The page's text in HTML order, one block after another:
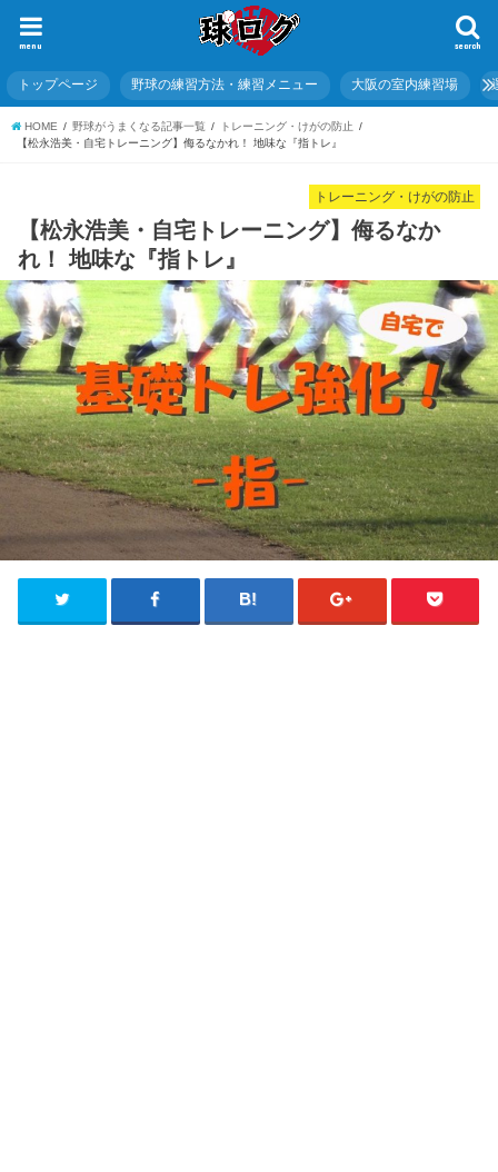
search
menu
トップページ 野球の練習方法・練習メニュー 大阪の室内練習場
HOME 野球がうまくなる記事一覧
トレーニング・けがの防止
【松永浩美・自宅トレーニング】侮るなかれ！ 地味な『指トレ』
トレーニング・けがの防止
【松永浩美・自宅トレーニング】侮るなか
れ！ 地味な『指トレ』